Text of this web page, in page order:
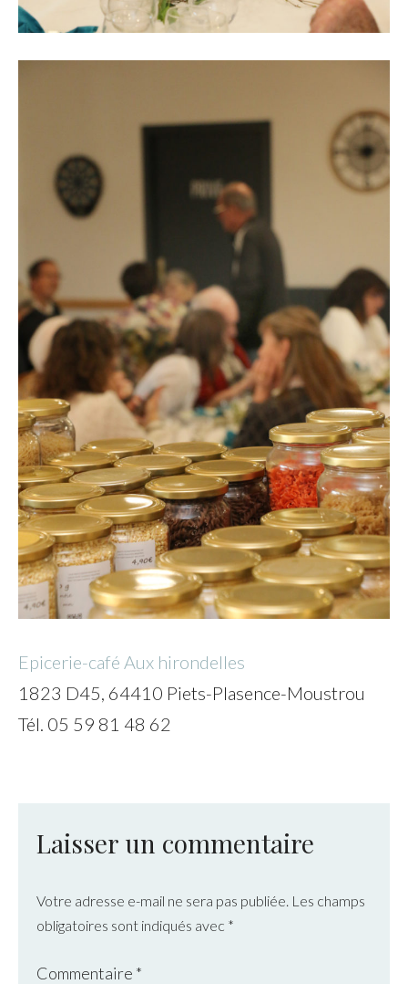
Epicerie-café Aux hirondelles
1823 D45, 64410 Piets-Plasence-Moustrou
Tél. 05 59 81 48 62
Laisser un commentaire
Votre adresse e-mail ne sera pas publiée. Les champs
obligatoires sont indiqués avec *
Commentaire *